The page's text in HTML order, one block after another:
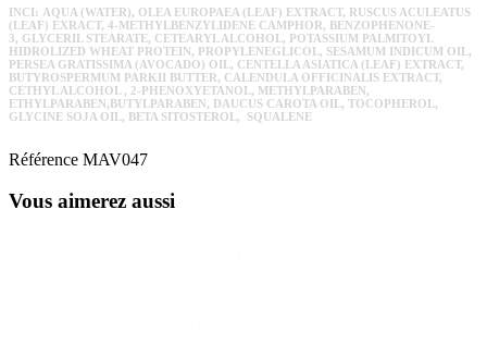
INCI: AQUA (WATER), OLEA EUROPAEA (LEAF) EXTRACT, RUSCUS ACULEATUS
(LEAF) EXRACT, 4‐METHYLBENZYLIDENE CAMPHOR, BENZOPHENONE‐
3, GLYCERIL STEARATE, CETEARYL ALCOHOL, POTASSIUM PALMITOYL
HIDROLIZED WHEAT PROTEIN, PROPYLENEGLICOL, SESAMUM INDICUM OIL,
PERSEA GRATISSIMA (AVOCADO) OIL, CENTELLA ASIATICA (LEAF) EXTRACT,
BUTYROSPERMUM PARKII BUTTER, CALENDULA OFFICINALIS EXTRACT,
CETHYL ALCOHOL , 2‐PHENOXYETANOL, METHYLPARABEN,
ETHYLPARABEN,BUTYLPARABEN, DAUCUS CAROTA OIL, TOCOPHEROL,
GLYCINE SOJA OIL, BETA SITOSTEROL, SQUALENE
Référence MAV047
Vous aimerez aussi